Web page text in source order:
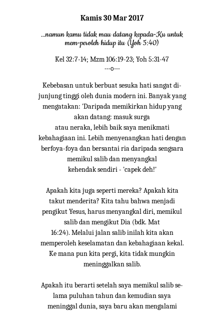
Kamis 30 Mar 2017
...namun kamu tidak mau datang kepada-Ku untuk
mem-peroleh hidup itu (Yoh 5:40)
Kel 32:7-14; Mzm 106:19-23; Yoh 5:31-47
---o---
Kebebasan untuk berbuat sesuka hati sangat di-
junjung tinggi oleh dunia modern ini. Banyak yang
mengatakan: 'Daripada memikirkan hidup yang
akan datang: masuk surga
atau neraka, lebih baik saya menikmati
kebahagiaan ini. Lebih menyenangkan hati dengan
berfoya-foya dan bersantai ria daripada sengsara
memikul salib dan menyangkal
kehendak sendiri - 'capek deh!'
Apakah kita juga seperti mereka? Apakah kita
takut menderita? Kita tahu bahwa menjadi
pengikut Yesus, harus menyangkal diri, memikul
salib dan mengikut Dia (bdk. Mat
16:24). Melalui jalan salib inilah kita akan
memperoleh keselamatan dan kebahagiaan kekal.
Ke mana pun kita pergi, kita tidak mungkin
meninggalkan salib.
Apakah itu berarti setelah saya memikul salib se-
lama puluhan tahun dan kemudian saya
meninggal dunia, saya baru akan mengalami